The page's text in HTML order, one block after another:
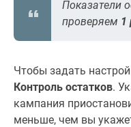
Показатели
проверяем 1
Чтобы задать
Контроль остатков.
кампания
меньше, чем вы